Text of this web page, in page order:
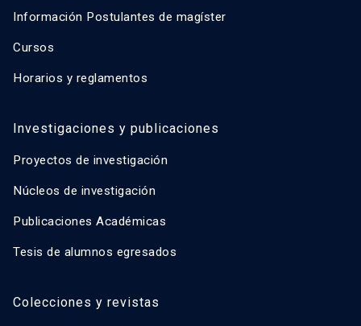
Información Postulantes de magíster
Cursos
Horarios y reglamentos
Investigaciones y publicaciones
Proyectos de investigación
Núcleos de investigación
Publicaciones Académicas
Tesis de alumnos egresados
Colecciones y revistas